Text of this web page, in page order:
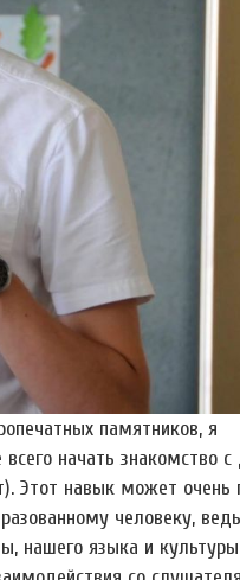
памятников, я
начать знакомство
Этот навык может очень
человеку,
нашего языка и